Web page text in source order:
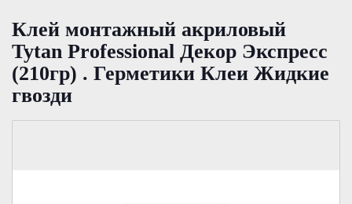
Клей монтажный акриловый
Tytan Professional Декор Экспресс
(210гр) . Герметики Клеи Жидкие
гвозди